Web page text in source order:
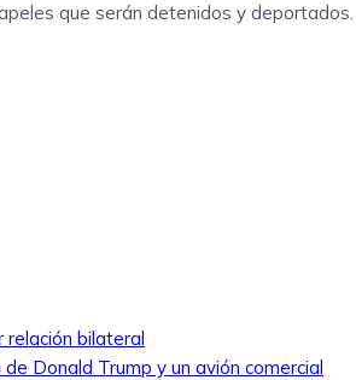
que serán detenidos y
bilateral
Donald Trump y un avión comercial